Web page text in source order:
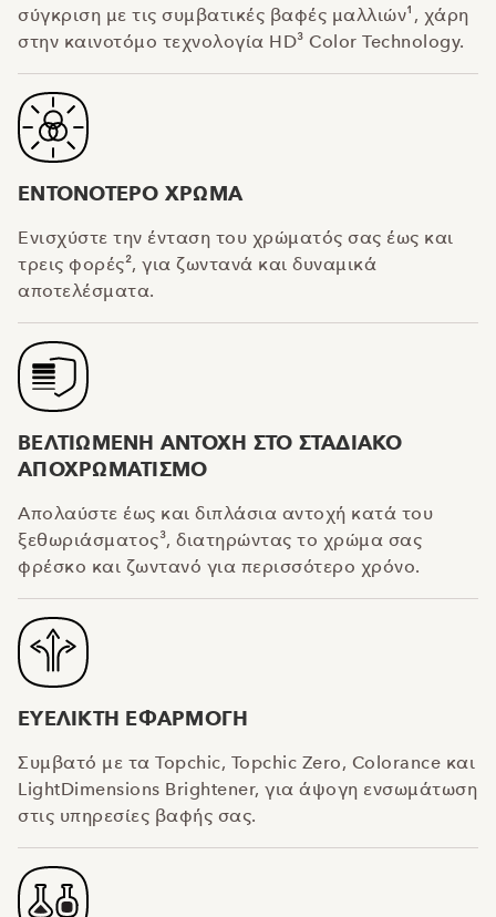
σύγκριση με τις συμβατικές βαφές μαλλιών¹, χάρη
στην καινοτόμο τεχνολογία HD³ Color Technology.
ΕΝΤΟΝΟΤΕΡΟ ΧΡΩΜΑ
Ενισχύστε την ένταση του χρώματός σας έως και
τρεις φορές², για ζωντανά και δυναμικά
αποτελέσματα.
ΒΕΛΤΙΩΜΕΝΗ ΑΝΤΟΧΗ ΣΤΟ ΣΤΑΔΙΑΚΟ
ΑΠΟΧΡΩΜΑΤΙΣΜΟ
Απολαύστε έως και διπλάσια αντοχή κατά του
ξεθωριάσματος³, διατηρώντας το χρώμα σας
φρέσκο και ζωντανό για περισσότερο χρόνο.
ΕΥΕΛΙΚΤΗ ΕΦΑΡΜΟΓΗ
Συμβατό με τα Topchic, Topchic Zero, Colorance και
LightDimensions Brightener, για άψογη ενσωμάτωση
στις υπηρεσίες βαφής σας.